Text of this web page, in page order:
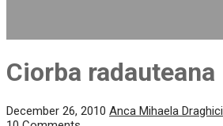
Ciorba radauteana
December 26, 2010 Anca Mihaela Draghici